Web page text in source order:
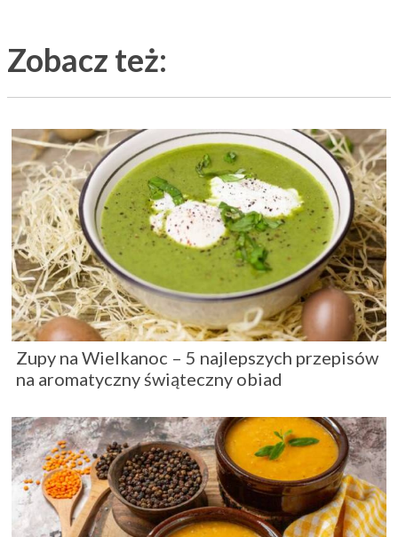
Zobacz też:
Zupy na Wielkanoc – 5 najlepszych przepisów
na aromatyczny świąteczny obiad